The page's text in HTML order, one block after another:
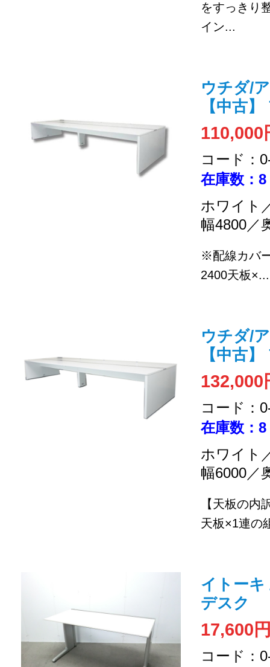
をすっきり
イン...
ウチダ/
【中古
110,000
コード：
在庫数：8
ホワイト
幅4800／
※配線カバ
2400天板×...
ウチダ/
【中古
132,000
コード：
在庫数：8
ホワイト
幅6000／
【天板の内
天板×1連の
イトーキ
デスク
17,600
コード：